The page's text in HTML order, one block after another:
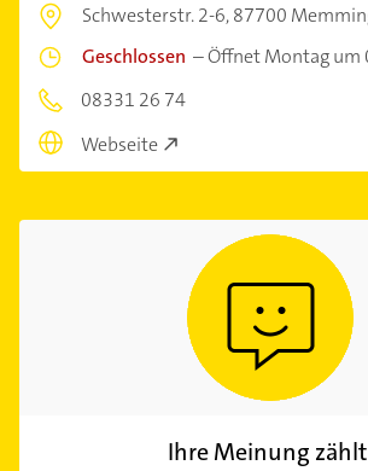
Schwesterstr. 2-6,87700
Geschlossen –Öffnet Montag um
08331 26 74
Webseite
Ihre Meinung